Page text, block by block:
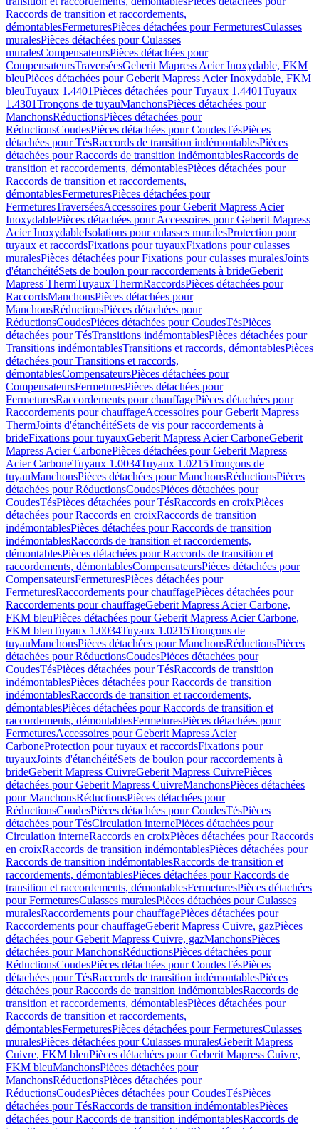
Raccords de transition et raccordements,
démontablesFermeturesPièces détachées pour FermeturesCulasses
muralesPièces détachées pour Culasses
muralesCompensateursPièces détachées pour
CompensateursTraverséesGeberit Mapress Acier Inoxydable, FKM
bleuPièces détachées pour Geberit Mapress Acier Inoxydable, FKM
bleuTuyaux 1.4401Pièces détachées pour Tuyaux 1.4401Tuyaux
1.4301Tronçons de tuyauManchonsPièces détachées pour
ManchonsRéductionsPièces détachées pour
RéductionsCoudesPièces détachées pour CoudesTésPièces
détachées pour TésRaccords de transition indémontablesPièces
détachées pour Raccords de transition indémontablesRaccords de
transition et raccordements, démontablesPièces détachées pour
Raccords de transition et raccordements,
démontablesFermeturesPièces détachées pour
FermeturesTraverséesAccessoires pour Geberit Mapress Acier
InoxydablePièces détachées pour Accessoires pour Geberit Mapress
Acier InoxydableIsolations pour culasses muralesProtection pour
tuyaux et raccordsFixations pour tuyauxFixations pour culasses
muralesPièces détachées pour Fixations pour culasses muralesJoints
d'étanchéitéSets de boulon pour raccordements à brideGeberit
Mapress ThermTuyaux ThermRaccordsPièces détachées pour
RaccordsManchonsPièces détachées pour
ManchonsRéductionsPièces détachées pour
RéductionsCoudesPièces détachées pour CoudesTésPièces
détachées pour TésTransitions indémontablesPièces détachées pour
Transitions indémontablesTransitions et raccords, démontablesPièces
détachées pour Transitions et raccords,
démontablesCompensateursPièces détachées pour
CompensateursFermeturesPièces détachées pour
FermeturesRaccordements pour chauffagePièces détachées pour
Raccordements pour chauffageAccessoires pour Geberit Mapress
ThermJoints d'étanchéitéSets de vis pour raccordements à
brideFixations pour tuyauxGeberit Mapress Acier CarboneGeberit
Mapress Acier CarbonePièces détachées pour Geberit Mapress
Acier CarboneTuyaux 1.0034Tuyaux 1.0215Tronçons de
tuyauManchonsPièces détachées pour ManchonsRéductionsPièces
détachées pour RéductionsCoudesPièces détachées pour
CoudesTésPièces détachées pour TésRaccords en croixPièces
détachées pour Raccords en croixRaccords de transition
indémontablesPièces détachées pour Raccords de transition
indémontablesRaccords de transition et raccordements,
démontablesPièces détachées pour Raccords de transition et
raccordements, démontablesCompensateursPièces détachées pour
CompensateursFermeturesPièces détachées pour
FermeturesRaccordements pour chauffagePièces détachées pour
Raccordements pour chauffageGeberit Mapress Acier Carbone,
FKM bleuPièces détachées pour Geberit Mapress Acier Carbone,
FKM bleuTuyaux 1.0034Tuyaux 1.0215Tronçons de
tuyauManchonsPièces détachées pour ManchonsRéductionsPièces
détachées pour RéductionsCoudesPièces détachées pour
CoudesTésPièces détachées pour TésRaccords de transition
indémontablesPièces détachées pour Raccords de transition
indémontablesRaccords de transition et raccordements,
démontablesPièces détachées pour Raccords de transition et
raccordements, démontablesFermeturesPièces détachées pour
FermeturesAccessoires pour Geberit Mapress Acier
CarboneProtection pour tuyaux et raccordsFixations pour
tuyauxJoints d'étanchéitéSets de boulon pour raccordements à
brideGeberit Mapress CuivreGeberit Mapress CuivrePièces
détachées pour Geberit Mapress CuivreManchonsPièces détachées
pour ManchonsRéductionsPièces détachées pour
RéductionsCoudesPièces détachées pour CoudesTésPièces
détachées pour TésCirculation internePièces détachées pour
Circulation interneRaccords en croixPièces détachées pour Raccords
en croixRaccords de transition indémontablesPièces détachées pour
Raccords de transition indémontablesRaccords de transition et
raccordements, démontablesPièces détachées pour Raccords de
transition et raccordements, démontablesFermeturesPièces détachées
pour FermeturesCulasses muralesPièces détachées pour Culasses
muralesRaccordements pour chauffagePièces détachées pour
Raccordements pour chauffageGeberit Mapress Cuivre, gazPièces
détachées pour Geberit Mapress Cuivre, gazManchonsPièces
détachées pour ManchonsRéductionsPièces détachées pour
RéductionsCoudesPièces détachées pour CoudesTésPièces
détachées pour TésRaccords de transition indémontablesPièces
détachées pour Raccords de transition indémontablesRaccords de
transition et raccordements, démontablesPièces détachées pour
Raccords de transition et raccordements,
démontablesFermeturesPièces détachées pour FermeturesCulasses
muralesPièces détachées pour Culasses muralesGeberit Mapress
Cuivre, FKM bleuPièces détachées pour Geberit Mapress Cuivre,
FKM bleuManchonsPièces détachées pour
ManchonsRéductionsPièces détachées pour
RéductionsCoudesPièces détachées pour CoudesTésPièces
détachées pour TésRaccords de transition indémontablesPièces
détachées pour Raccords de transition indémontablesRaccords de